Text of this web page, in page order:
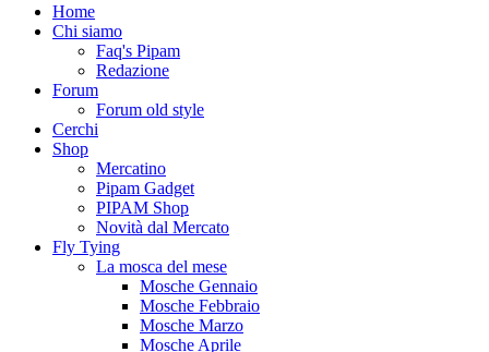
Home
Chi siamo
Faq's Pipam
Redazione
Forum
Forum old style
Cerchi
Shop
Mercatino
Pipam Gadget
PIPAM Shop
Novità dal Mercato
Fly Tying
La mosca del mese
Mosche Gennaio
Mosche Febbraio
Mosche Marzo
Mosche Aprile